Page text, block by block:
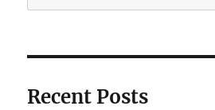
Recent Posts